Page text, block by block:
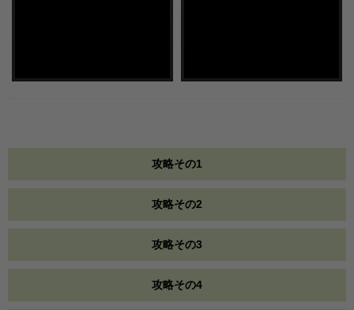
攻略その1
攻略その2
攻略その3
攻略その4